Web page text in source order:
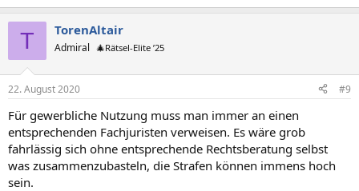
T TorenAltair
Admiral 🎄Rätsel-Elite ’25
22. August 2020 #9
Für gewerbliche Nutzung muss man immer an einen
entsprechenden Fachjuristen verweisen. Es wäre grob
fahrlässig sich ohne entsprechende Rechtsberatung selbst
was zusammenzubasteln, die Strafen können immens hoch
sein.